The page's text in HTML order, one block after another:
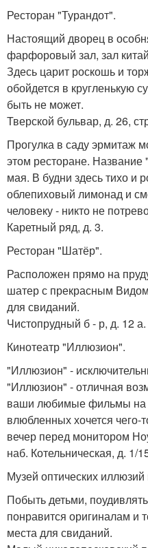
Ресторан "Турандот".
Настоящий дворец в
фарфоровый зал, зал
Здесь царит роскошь и
обойдется в кругленькую
быть не может.
Тверской бульвар, д. 26,
Прогулка в саду эрмитаж
этом ресторане. Название
мая. В будни здесь тихо и
облепиховый лимонад и
человеку - никто не
Каретный ряд, д. 3.
Ресторан "Шатёр".
Расположен прямо на
шатер с прекрасным
для свиданий.
Чистопрудный б - р, д. 12 а.
Кинотеатр "Иллюзион".
"Иллюзион" -
"Иллюзион" - отличная
ваши любимые фильмы на
влюбленных хочется чего-
вечер перед монитором
наб. Котельническая, д. 1/
Музей оптических
Побыть детьми,
понравится оригиналам и
места для свиданий.